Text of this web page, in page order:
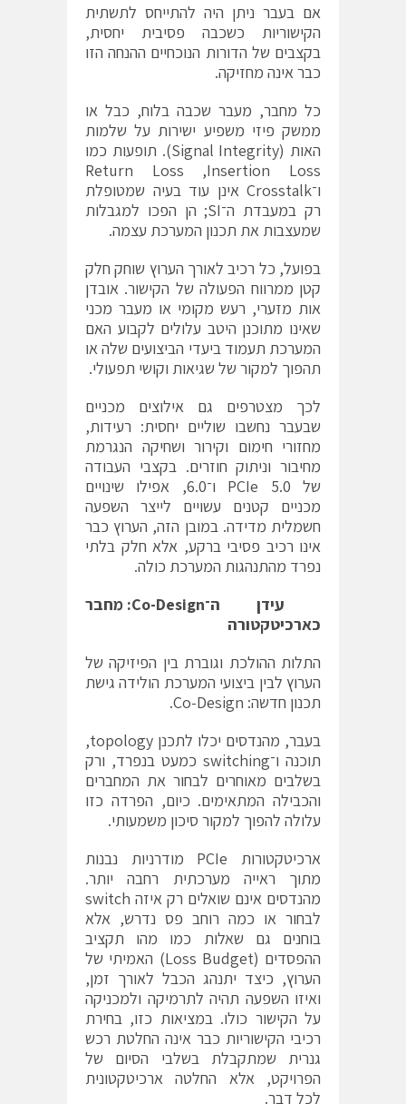
אם בעבר ניתן היה להתייחס לתשתית
הקישוריות כשכבה פסיבית יחסית,
בקצבים של הדורות הנוכחיים ההנחה הזו
כבר אינה מחזיקה.
כל מחבר, מעבר שכבה בלוח, כבל או
ממשק פיזי משפיע ישירות על שלמות
האות (Signal Integrity). תופעות כמו
Insertion Loss, ‏Return Loss
ו־Crosstalk אינן עוד בעיה שמטופלת
רק במעבדת ה־SI; הן הפכו למגבלות
שמעצבות את תכנון המערכת עצמה.
בפועל, כל רכיב לאורך הערוץ שוחק חלק
קטן ממרווח הפעולה של הקישור. אובדן
אות מזערי, רעש מקומי או מעבר מכני
שאינו מתוכנן היטב עלולים לקבוע האם
המערכת תעמוד ביעדי הביצועים שלה או
תהפוך למקור של שגיאות וקושי תפעולי.
לכך מצטרפים גם אילוצים מכניים
שבעבר נחשבו שוליים יחסית: רעידות,
מחזורי חימום וקירור ושחיקה הנגרמת
מחיבור וניתוק חוזרים. בקצבי העבודה
של PCIe 5.0 ו־6.0, אפילו שינויים
מכניים קטנים עשויים לייצר השפעה
חשמלית מדידה. במובן הזה, הערוץ כבר
אינו רכיב פסיבי ברקע, אלא חלק בלתי
נפרד מהתנהגות המערכת כולה.
עידן ה־Co-Design: מחבר
כארכיטקטורה
התלות ההולכת וגוברת בין הפיזיקה של
הערוץ לבין ביצועי המערכת הולידה גישת
תכנון חדשה: Co-Design.
בעבר, מהנדסים יכלו לתכנן topology,
תוכנה ו־switching כמעט בנפרד, ורק
בשלבים מאוחרים לבחור את המחברים
והכבילה המתאימים. כיום, הפרדה כזו
עלולה להפוך למקור סיכון משמעותי.
ארכיטקטורות PCIe מודרניות נבנות
מתוך ראייה מערכתית רחבה יותר.
מהנדסים אינם שואלים רק איזה switch
לבחור או כמה רוחב פס נדרש, אלא
בוחנים גם שאלות כמו מהו תקציב
ההפסדים (Loss Budget) האמיתי של
הערוץ, כיצד יתנהג הכבל לאורך זמן,
ואיזו השפעה תהיה לתרמיקה ולמכניקה
על הקישור כולו. במציאות כזו, בחירת
רכיבי הקישוריות כבר אינה החלטת רכש
גנרית שמתקבלת בשלבי הסיום של
הפרויקט, אלא החלטה ארכיטקטונית
לכל דבר.